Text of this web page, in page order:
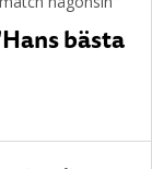
bästa